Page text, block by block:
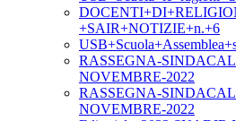
+SAIR+NOTIZIE+n.+6
RASSEGNA-
NOVEMBRE-2022
RASSEGNA-
NOVEMBRE-2022